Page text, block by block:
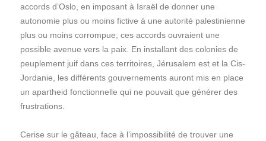
accords d’Oslo, en imposant à Israël de donner une
autonomie plus ou moins fictive à une autorité palestinienne
plus ou moins corrompue, ces accords ouvraient une
possible avenue vers la paix. En installant des colonies de
peuplement juif dans ces territoires, Jérusalem est et la Cis-
Jordanie, les différents gouvernements auront mis en place
un apartheid fonctionnelle qui ne pouvait que générer des
frustrations.
Cerise sur le gâteau, face à l’impossibilité de trouver une